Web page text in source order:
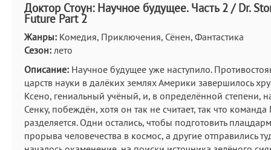
Доктор Стоун: Научное будущее. Часть 2 / Dr.
Future Part 2
Жанры: Комедия, Приключения, Сёнен, Фантастика
Сезон: лето
Описание: Научное будущее уже наступило.
царств науки в далёких землях Америки завершилось
Ксено, гениальный учёный, и, в определённой степени,
Сенку, побеждён, хотя он так не считает, так что команда
разделяется. Одни остались, чтобы подготовить
прорыва человечества в космос, а другие отправились